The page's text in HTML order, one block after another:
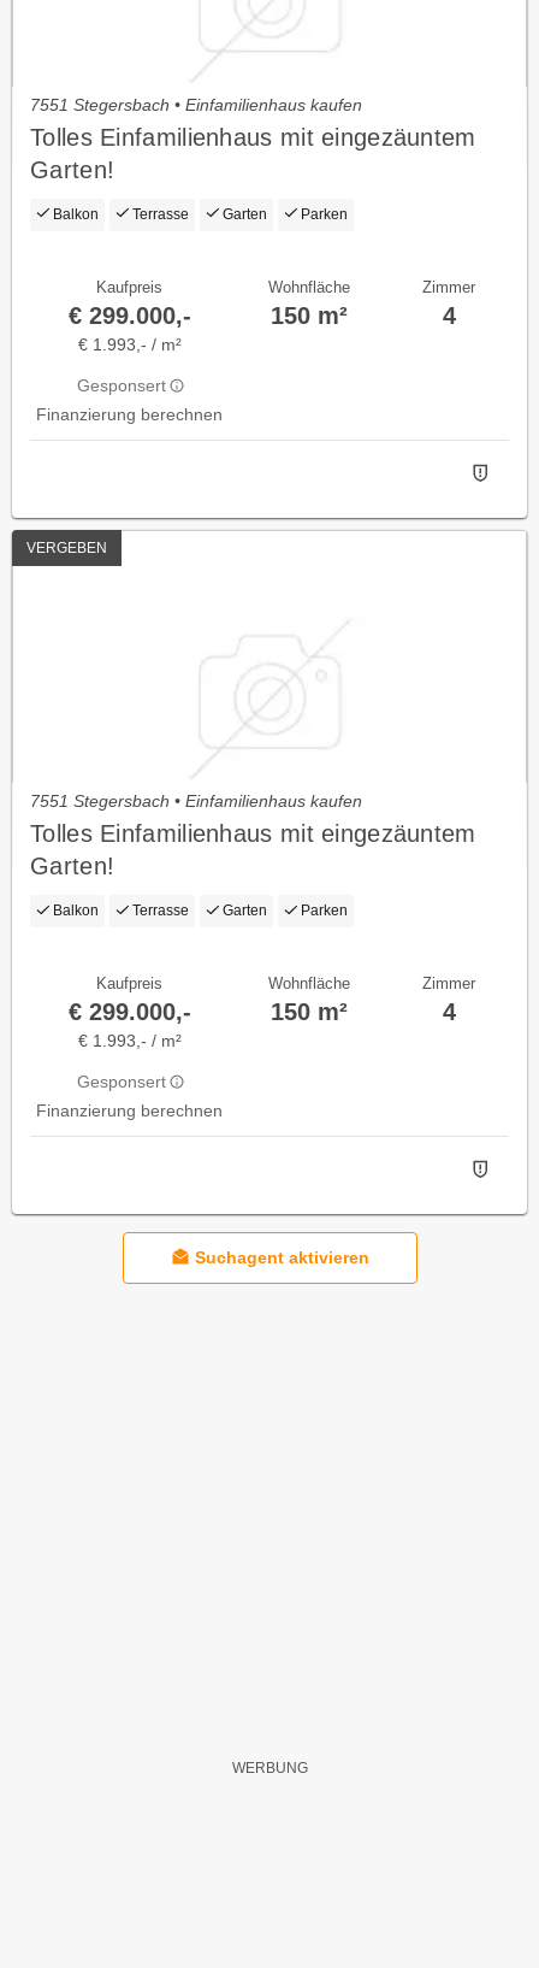
7551 Stegersbach • Einfamilienhaus kaufen
Tolles Einfamilienhaus mit eingezäuntem
Garten!
Balkon Terrasse Garten Parken
Kaufpreis
€ 299.000,-
€ 1.993,- / m²
Gesponsert
Finanzierung berechnen
Wohnfläche
150 m²
Zimmer
4
VERGEBEN
7551 Stegersbach • Einfamilienhaus kaufen
Tolles Einfamilienhaus mit eingezäuntem
Garten!
Balkon Terrasse Garten Parken
Kaufpreis
€ 299.000,-
€ 1.993,- / m²
Gesponsert
Finanzierung berechnen
Wohnfläche
150 m²
Zimmer
4
Suchagent aktivieren